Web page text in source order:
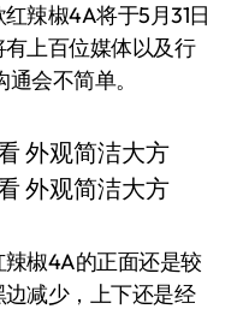
辣椒4A将于5月31日
上百位媒体以及行
会不简单。
椒4A的正面还是较
减少，上下还是经